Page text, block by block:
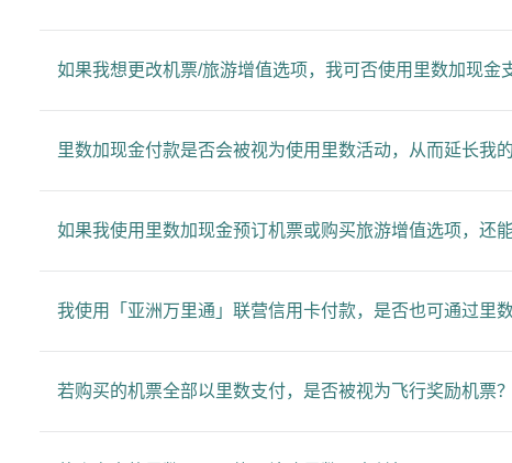
如果我想更改机票/旅游增值选项，我可否使用里数加现金
里数加现金付款是否会被视为使用里数活动，从而延长我
如果我使用里数加现金预订机票或购买旅游增值选项，还
我使用「亚洲万里通」联营信用卡付款，是否也可通过里
若购买的机票全部以里数支付，是否被视为飞行奖励机票？